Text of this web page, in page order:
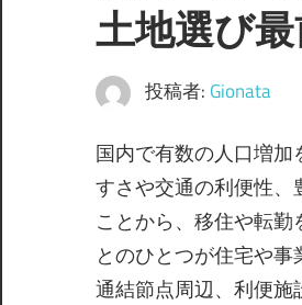
土地選び
投稿者: Gionata
国内で有数の人口増加
すさや交通の利便性
ことから、移住や転
とのひとつが住宅や
通結節点周辺、利便